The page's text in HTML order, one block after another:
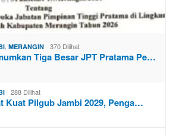
, MERANGIN 370 Dilihat
Tiga Besar JPT Pratama Pe…
288 Dilihat
Kuat Pilgub Jambi 2029, Penga…